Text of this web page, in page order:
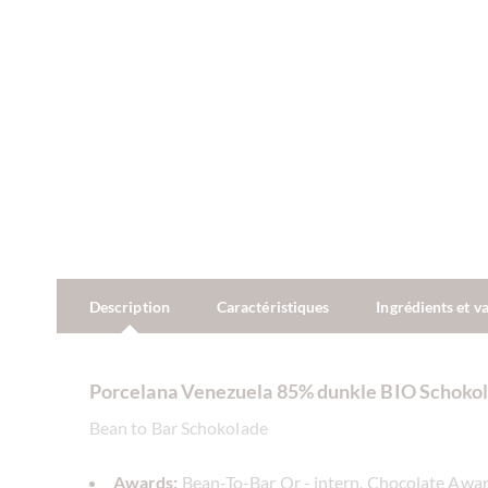
Description Caractéristiques Ingrédients et
Porcelana Venezuela 85% dunkle BIO
Bean to Bar Schokolade
Awards: Bean-To-Bar Or - intern. Chocolate